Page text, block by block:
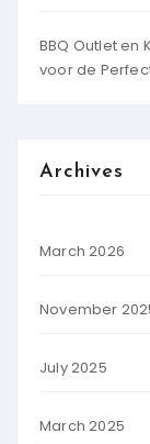
BBQ Outlet en
voor de
Archives
March 2026
November
July 2025
March 2025